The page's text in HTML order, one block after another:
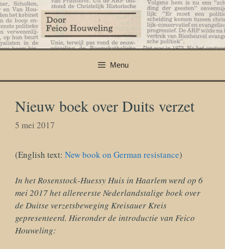
Ga
naar
de
inhoud
Menu
Nieuw boek over Duits verzet
5 mei 2017
(English text: New book on German resistance)
In het Rosenstock-Huessy Huis in Haarlem werd op 6
mei 2017 het allereerste Nederlandstalige boek over
de Duitse verzetsbeweging Kreisauer Kreis
gepresenteerd. Hieronder de introductie van Feico
Houweling: